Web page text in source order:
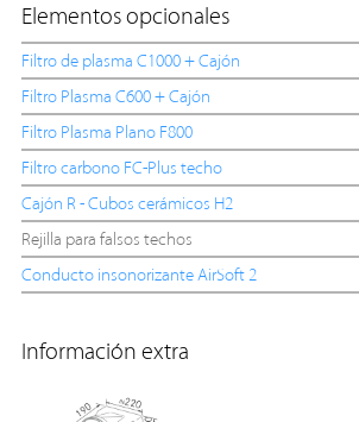
Elementos opcionales
Filtro de plasma C1000 + Cajón
Filtro Plasma C600 + Cajón
Filtro Plasma Plano F800
Filtro carbono FC-Plus techo
Cajón R - Cubos cerámicos H2
Rejilla para falsos techos
Conducto insonorizante AirSoft 2
Información extra